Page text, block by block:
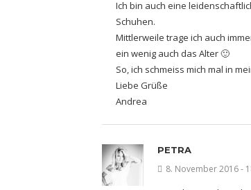
Ich bin auch eine
Schuhen.
Mittlerweile trage ich auch
ein wenig auch das Alter 🙂
So, ich schmeiss mich mal in
Liebe Grüße
Andrea
PETRA
8. November 2016 -